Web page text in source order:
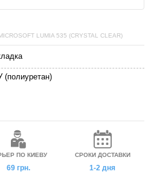
LUMIA 535 (CRYSTAL CLEAR)
(полиуретан)
ПО КИЕВУ
69 грн.
СРОКИ ДОСТАВКИ
1-2 дня